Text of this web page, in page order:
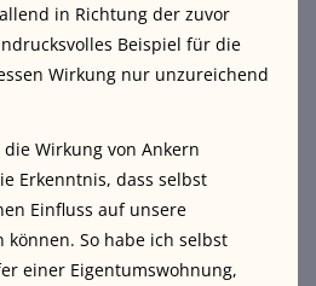
in Richtung der zuvor
Beispiel für die
Wirkung nur unzureichend
Wirkung von Ankern
Erkenntnis, dass selbst
Einfluss auf unsere
können. So habe ich selbst
einer Eigentumswohnung,